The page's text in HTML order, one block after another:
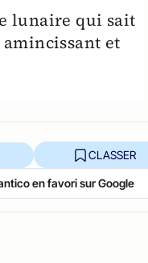
lunaire qui sait
et
CLASSER
en favori sur Google